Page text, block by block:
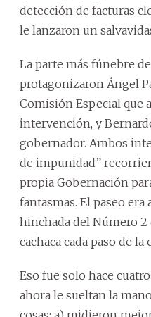
detección de facturas
le lanzaron un
La parte más fúnebre
protagonizaron Ángel
Comisión Especial que
intervención, y
gobernador. Ambos
de impunidad”
propia Gobernación
fantasmas. El paseo
hinchada del Número 2
cachaca cada paso de la
Eso fue solo hace
ahora le sueltan la